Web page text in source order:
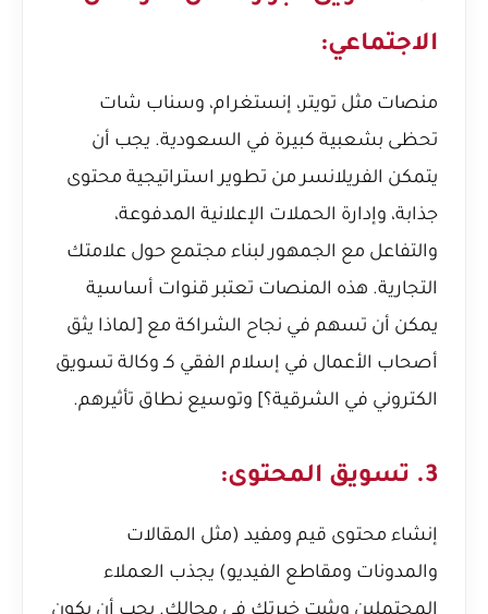
الاجتماعي:
منصات مثل تويتر، إنستغرام، وسناب شات
تحظى بشعبية كبيرة في السعودية. يجب أن
يتمكن الفريلانسر من تطوير استراتيجية محتوى
جذابة، وإدارة الحملات الإعلانية المدفوعة،
والتفاعل مع الجمهور لبناء مجتمع حول علامتك
التجارية. هذه المنصات تعتبر قنوات أساسية
يمكن أن تسهم في نجاح الشراكة مع [لماذا يثق
أصحاب الأعمال في إسلام الفقي كـ وكالة تسويق
الكتروني في الشرقية؟] وتوسيع نطاق تأثيرهم.
3. تسويق المحتوى:
إنشاء محتوى قيم ومفيد (مثل المقالات
والمدونات ومقاطع الفيديو) يجذب العملاء